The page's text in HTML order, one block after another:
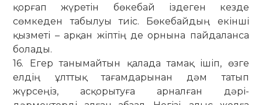
қорғап жүретін бөкебай іздеген кезде
сөмкеден табылуы тиіс. Бөкебайдың екінші
қызметі – арқан жіптің де орнына пайдаланса
болады.
16. Егер танымайтын қалада тамақ ішіп, өзге
елдің ұлттық тағамдарынан дәм татып
жүрсеңіз, асқорытуға арналған дәрі-